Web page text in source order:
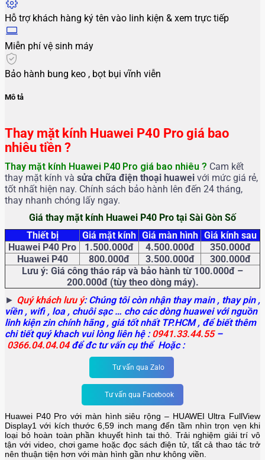
Hỗ trợ khách hàng ký tên vào linh kiện & xem trực tiếp
Miễn phí vệ sinh máy
Bảo hành bung keo , bọt bụi vĩnh viễn
Mô tả
Thay mặt kính Huawei P40 Pro giá bao
nhiêu tiền ?
Thay mặt kính Huawei P40 Pro giá bao nhiêu ? Cam kết
thay mặt kính và sửa chữa điện thoại huawei với mức giá rẻ,
tốt nhất hiện nay. Chính sách bảo hành lên đến 24 tháng,
thay nhanh chóng lấy ngay.
Giá thay mặt kính Huawei P40 Pro tại Sài Gòn Số
Thiết bị
Giá mặt kính Giá màn hình Giá kính sau
Huawei P40 Pro
1.500.000đ 4.500.000đ
350.000đ
Huawei P40
800.000đ 3.500.000đ
300.000đ
Lưu ý: Giá công tháo ráp và bảo hành từ 100.000đ –
200.000đ (tùy theo dòng máy).
► Quý khách lưu ý: Chúng tôi còn nhận thay main, thay pin ,
viền , wifi , loa , chuôi sạc … cho các dòng huawei với nguồn
linh kiện zin chính hãng , giá tốt nhất TP.HCM , để biết thêm
chi tiết quý khach vui lòng liên hệ :0941.33.44.55–
0366.04.04.04để đc tư vấn cụ thể Hoặc :
Tư vấn qua Zalo
Tư vấn qua Facebook
Huawei P40 Provới màn hình siêu rộng – HUAWEI Ultra FullView
Display1 với kích thước 6,59 inch mang đến tầm nhìn trọn vẹn khi
loại bỏ hoàn toàn phần khuyết hình tai thỏ. Trải nghiệm giải trí vô
tận với video, chơi game hoặc đọc sách điện tử, tất cả thao tác trở
nên thuận tiện hơn với màn hình gần như không viền.